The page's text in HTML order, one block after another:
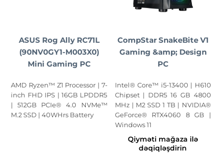
ASUS Rog Ally RC71L
(90NV0GY1-M003X0)
Mini Gaming PC
AMD Ryzen™ Z1 Processor | 7-
inch FHD IPS | 16GB LPDDR5
| 512GB PCIe® 4.0 NVMe™
M.2 SSD | 40WHrs Battery
CompStar SnakeBite V1
Gaming &amp; Design
PC
Intel® Core™ i5-13400 | H610
Chipset | DDR5 16 GB 4800
MHz | M2 SSD 1 TB | NVIDIA®
GeForce® RTX4060 8 GB |
Windows 11
Qiyməti mağaza ilə
dəqiqləşdirin